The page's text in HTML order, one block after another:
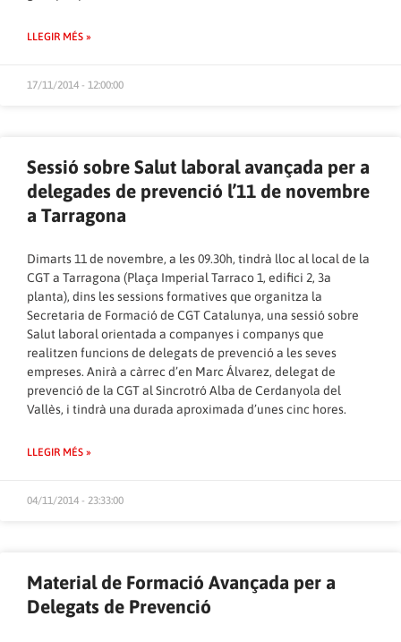
LLEGIR MÉS »
17/11/2014 - 12:00:00
Sessió sobre Salut laboral avançada per a
delegades de prevenció l’11 de novembre
a Tarragona
Dimarts 11 de novembre, a les 09.30h, tindrà lloc al local de la
CGT a Tarragona (Plaça Imperial Tarraco 1, edifici 2, 3a
planta), dins les sessions formatives que organitza la
Secretaria de Formació de CGT Catalunya, una sessió sobre
Salut laboral orientada a companyes i companys que
realitzen funcions de delegats de prevenció a les seves
empreses. Anirà a càrrec d’en Marc Álvarez, delegat de
prevenció de la CGT al Sincrotró Alba de Cerdanyola del
Vallès, i tindrà una durada aproximada d’unes cinc hores.
LLEGIR MÉS »
04/11/2014 - 23:33:00
Material de Formació Avançada per a
Delegats de Prevenció